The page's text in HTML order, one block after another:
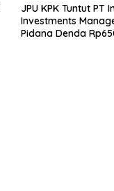
JPU KPK Tuntut PT
Investments
Pidana Denda